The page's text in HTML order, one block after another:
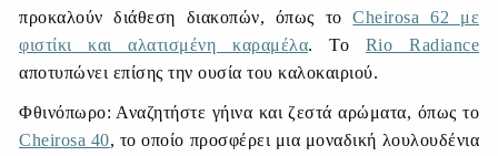
προκαλούν διάθεση διακοπών, όπως τοCheirosa 62 με
φιστίκι και αλατισμένη καραμέλα. Το Rio Radiance
αποτυπώνει επίσης την ουσία του καλοκαιριού.
Φθινόπωρο: Αναζητήστε γήινα και ζεστά αρώματα, όπως το
Cheirosa 40, το οποίο προσφέρει μια μοναδική λουλουδένια